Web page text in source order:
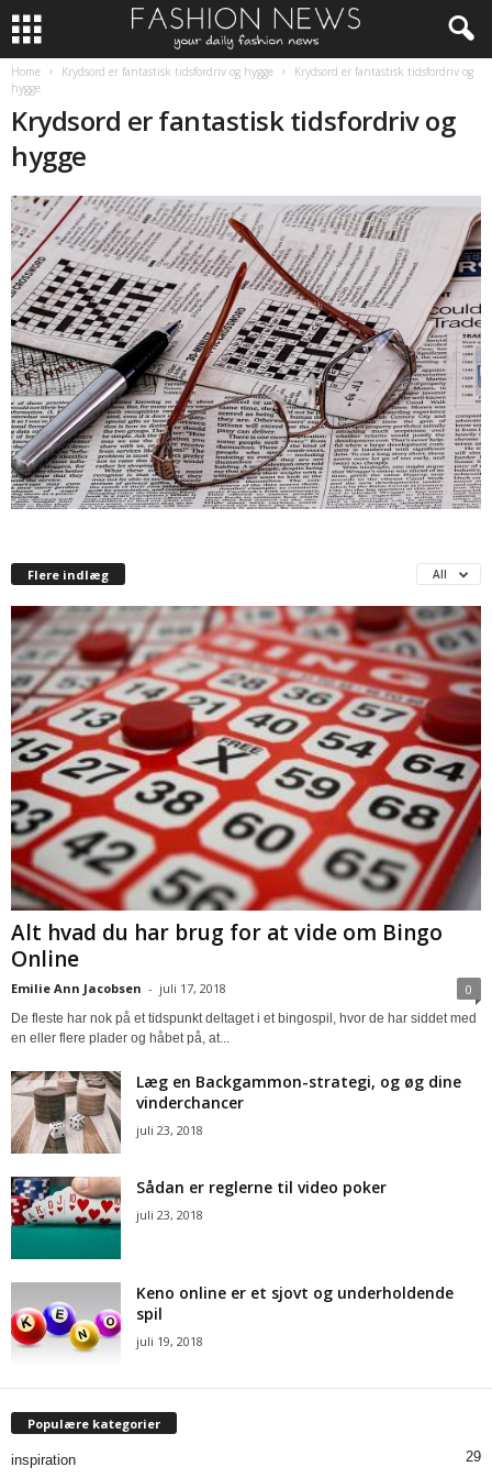
Home Krydsord er fantastisk tidsfordriv og hygge
Krydsord er fantastisk tidsfordriv og
hygge
Krydsord er fantastisk tidsfordriv og
hygge
Flere indlæg All
Alt hvad du har brug for at vide om Bingo
Online
Emilie Ann Jacobsen - juli 17, 2018 0
De fleste har nok på et tidspunkt deltaget i et bingospil, hvor de har siddet med
en eller flere plader og håbet på, at...
Læg en Backgammon-strategi, og øg dine
vinderchancer
juli 23, 2018
Sådan er reglerne til video poker
juli 23, 2018
Keno online er et sjovt og underholdende
spil
juli 19, 2018
Populære kategorier
inspiration 29